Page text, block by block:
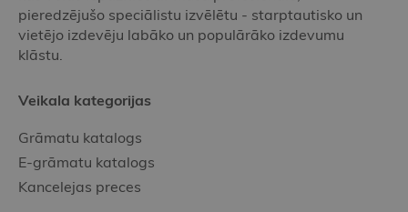
pieredzējušo speciālistu izvēlētu - starptautisko un
vietējo izdevēju labāko un populārāko izdevumu
klāstu.
Veikala kategorijas
Grāmatu katalogs
E-grāmatu katalogs
Kancelejas preces